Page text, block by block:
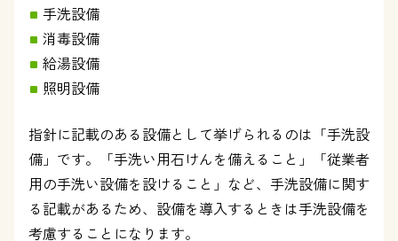
手洗設備
消毒設備
給湯設備
照明設備
指針に記載のある設備として挙げられるのは「手洗設
備」です。「手洗い用石けんを備えること」「従業者
用の手洗い設備を設けること」など、手洗設備に関す
る記載があるため、設備を導入するときは手洗設備を
考慮することになります。